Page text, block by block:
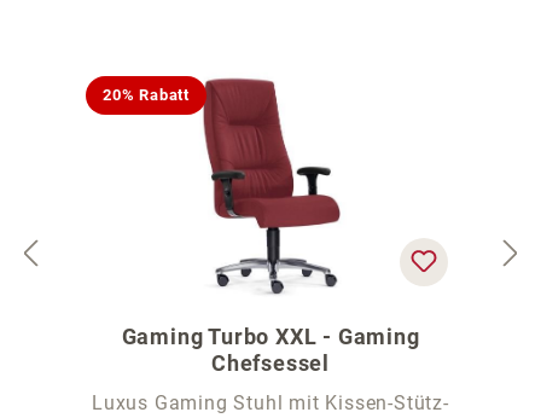
20% Rabatt
Gaming Turbo XXL - Gaming
Chefsessel
Luxus Gaming Stuhl mit Kissen-Stütz-